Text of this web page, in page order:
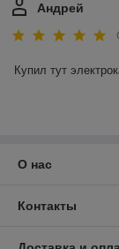
Андрей
Купил тут
О нас
Контакты